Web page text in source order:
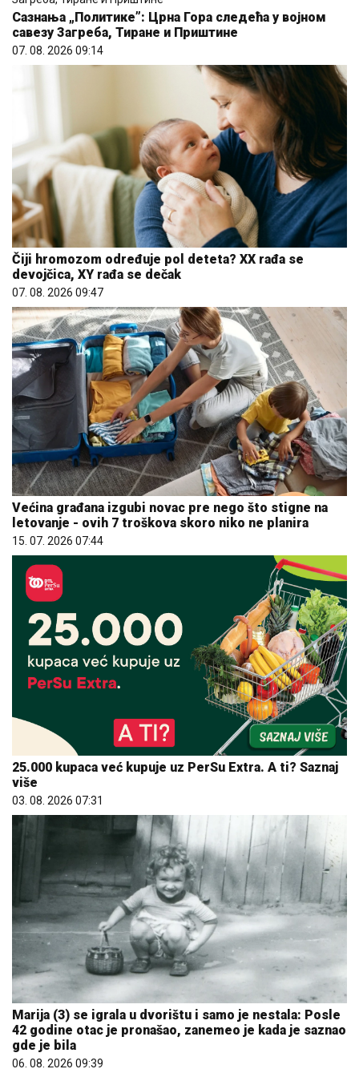
Сазнања „Политике”: Црна Гора следећа у војном
савезу Загреба, Тиране и Приштине
07. 08. 2026 09:14
Čiji hromozom određuje pol deteta? XX rađa se
devojčica, XY rađa se dečak
07. 08. 2026 09:47
Većina građana izgubi novac pre nego što stigne na
letovanje - ovih 7 troškova skoro niko ne planira
15. 07. 2026 07:44
25.000 kupaca već kupuje uz PerSu Extra. A ti? Saznaj
više
03. 08. 2026 07:31
Marija (3) se igrala u dvorištu i samo je nestala: Posle
42 godine otac je pronašao, zanemeo je kada je saznao
gde je bila
06. 08. 2026 09:39